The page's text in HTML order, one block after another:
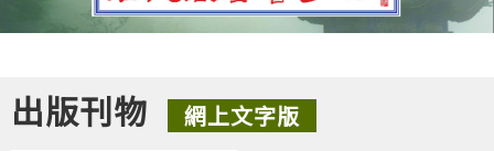
出版刊物 網上文字版